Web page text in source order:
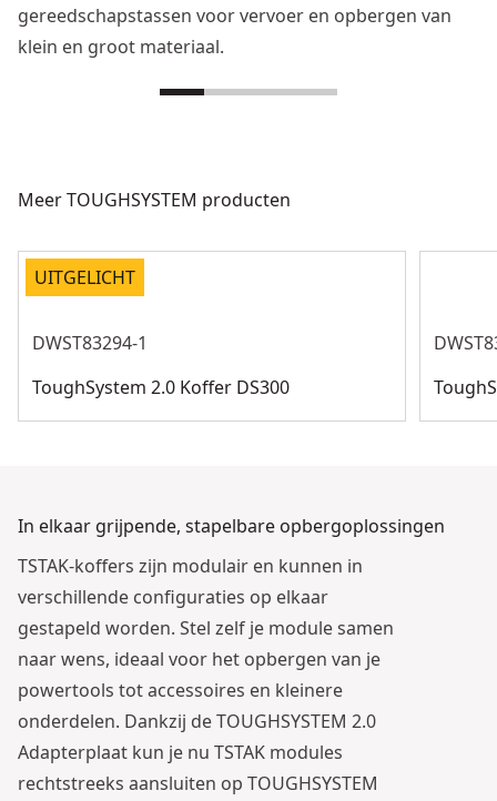
gereedschapstassen voor vervoer en opbergen van
klein en groot materiaal.
Meer TOUGHSYSTEM producten
UITGELICHT
DWST83294-1
ToughSystem 2.0 Koffer DS300
In elkaar grijpende, stapelbare opbergoplossingen
TSTAK-koffers zijn modulair en kunnen in
verschillende configuraties op elkaar
gestapeld worden. Stel zelf je module samen
naar wens, ideaal voor het opbergen van je
powertools tot accessoires en kleinere
onderdelen. Dankzij de TOUGHSYSTEM 2.0
Adapterplaat kun je nu TSTAK modules
rechtstreeks aansluiten op TOUGHSYSTEM